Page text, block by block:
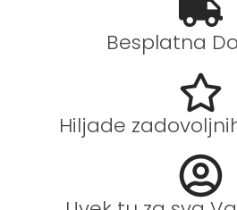
Besplatna
Hiljade